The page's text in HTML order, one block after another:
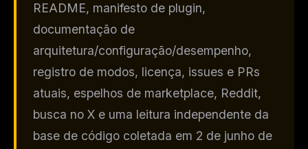
README, manifesto de plugin,
documentação de
arquitetura/configuração/desempenho,
registro de modos, licença, issues e PRs
atuais, espelhos de marketplace, Reddit,
busca no X e uma leitura independente da
base de código coletada em 2 de junho de